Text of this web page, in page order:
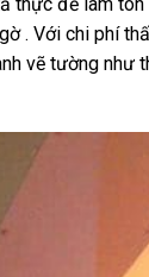
. Với chi phí
vẽ tường như